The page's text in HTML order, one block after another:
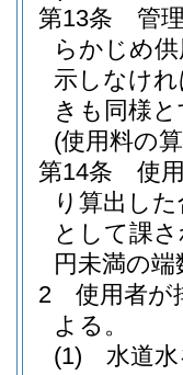
第13条
管
らかじめ
示しなけ
きも同様
(使用料の
第14条
使
り算出し
として課
円未満の
2
使用者が
よる。
(1)
水道